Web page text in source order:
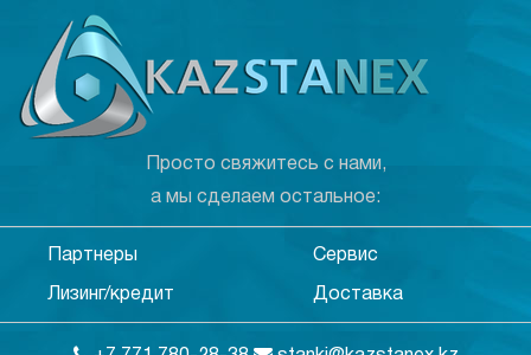
Просто свяжитесь с нами,
а мы сделаем остальное:
Партнеры Сервис
Лизинг/кредит Доставка